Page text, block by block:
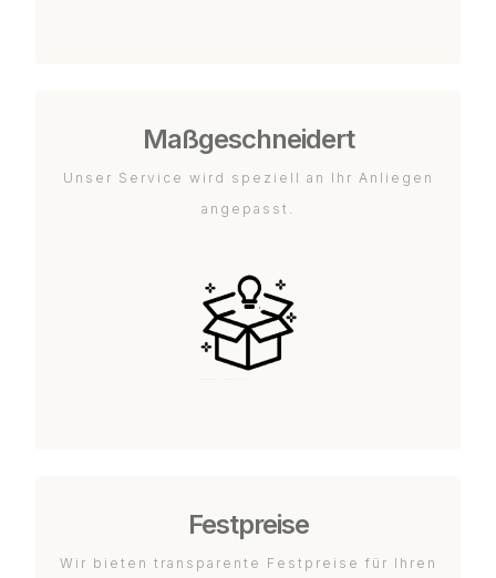
Maßgeschneidert
Unser Service wird speziell an Ihr Anliegen
angepasst.
Festpreise
Wir bieten transparente Festpreise für Ihren